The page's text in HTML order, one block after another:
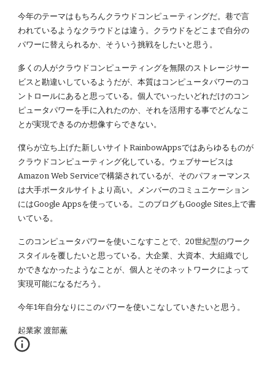
今年のテーマはもちろんクラウドコンピューティングだ。巷で言
われているようなクラウドとは違う。クラウドをどこまで自分の
パワーに替えられるか、そういう挑戦をしたいと思う。
多くの人がクラウドコンピューティングを無限のストレージサー
ビスと勘違いしているようだが、本質はコンピュータパワーのコ
ントロールにあると思っている。個人でいったいどれだけのコン
ピュータパワーを手に入れたのか、それを活用する事でどんなこ
とが実現できるのか想像すらできない。
僕らが立ち上げた新しいサイトRainbowAppsではあらゆるものが
クラウドコンピューティング化している。ウェブサービスは
Amazon Web Serviceで構築されているが、そのパフォーマンス
は大手ポータルサイトより高い。メンバーのコミュニケーション
にはGoogle Appsを使っている。このブログもGoogle Sites上で書
いている。
このコンピュータパワーを使いこなすことで、20世紀型のワーク
スタイルを覆したいと思っている。大企業、大資本、大組織でし
かできなかったようなことが、個人とそのネットワークによって
実現可能になるだろう。
今年1年自分なりにこのパワーを使いこなしていきたいと思う。
起業家 渡部薫